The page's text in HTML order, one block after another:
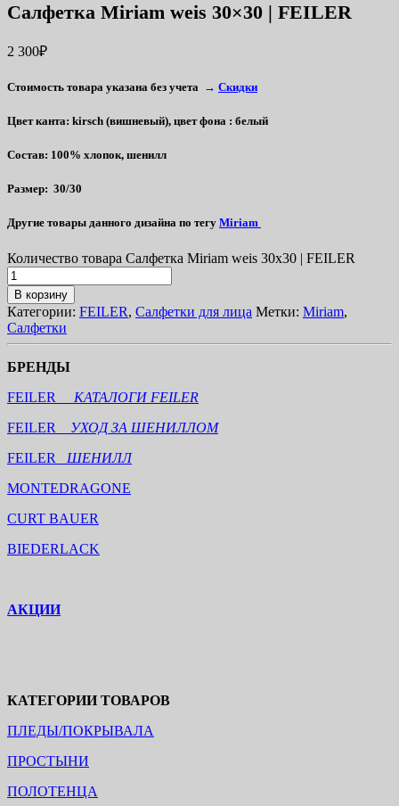
Салфетка Miriam weis 30×30 | FEILER
2 300₽
Стоимость товара указана без учета → Скидки
Цвет канта: kirsch (вишневый), цвет фона : белый
Состав: 100% хлопок, шенилл
Размер: 30/30
Другие товары данного дизайна по тегу Miriam
Количество товара Салфетка Miriam weis 30x30 | FEILER
В корзину
Категории: FEILER, Салфетки для лица Метки: Miriam,
Салфетки
БРЕНДЫ
FEILER КАТАЛОГИ FEILER
FEILER
УХОД ЗА ШЕНИЛЛОМ
FEILER ШЕНИЛЛ
MONTEDRAGONE
CURT BAUER
BIEDERLACK
АКЦИИ
КАТЕГОРИИ ТОВАРОВ
ПЛЕДЫ/ПОКРЫВАЛА
ПРОСТЫНИ
ПОЛОТЕНЦА